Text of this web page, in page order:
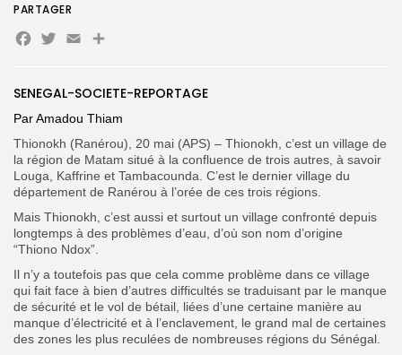
Search
for:
Search
Button
FR
SENEGAL-SOCIETE-REPORTAGE
Par Amadou Thiam
Thionokh (Ranérou), 20 mai (APS) – Thionokh, c’est un village de
la région de Matam situé à la confluence de trois autres, à savoir
Louga, Kaffrine et Tambacounda. C’est le dernier village du
département de Ranérou à l’orée de ces trois régions.
Mais Thionokh, c’est aussi et surtout un village confronté depuis
longtemps à des problèmes d’eau, d’où son nom d’origine
“Thiono Ndox”.
Il n’y a toutefois pas que cela comme problème dans ce village
qui fait face à bien d’autres difficultés se traduisant par le manque
de sécurité et le vol de bétail, liées d’une certaine manière au
manque d’électricité et à l’enclavement, le grand mal de certaines
des zones les plus reculées de nombreuses régions du Sénégal.
PARTAGER
Facebook
Twitter
EmailPartager